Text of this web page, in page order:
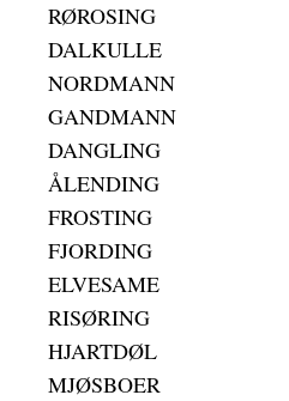
RØROSING
DALKULLE
NORDMANN
GANDMANN
DANGLING
ÅLENDING
FROSTING
FJORDING
ELVESAME
RISØRING
HJARTDØL
MJØSBOER